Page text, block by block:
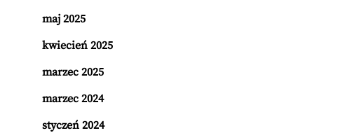
maj 2025
kwiecień 2025
marzec 2025
marzec 2024
styczeń 2024